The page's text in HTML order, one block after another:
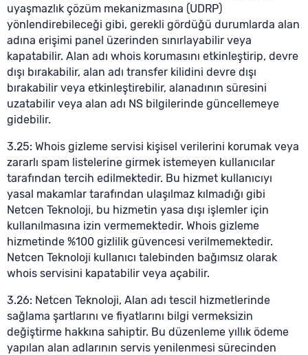
uyaşmazlık çözüm mekanizmasına (UDRP)
yönlendirebileceği gibi, gerekli gördüğü durumlarda alan
adına erişimi panel üzerinden sınırlayabilir veya
kapatabilir. Alan adı whois korumasını etkinleştirip, devre
dışı bırakabilir, alan adı transfer kilidini devre dışı
bırakabilir veya etkinleştirebilir, alanadının süresini
uzatabilir veya alan adı NS bilgilerinde güncellemeye
gidebilir.
3.25: Whois gizleme servisi kişisel verilerini korumak veya
zararlı spam listelerine girmek istemeyen kullanıcılar
tarafından tercih edilmektedir. Bu hizmet kullanıcıyı
yasal makamlar tarafından ulaşılmaz kılmadığı gibi
Netcen Teknoloji, bu hizmetin yasa dışı işlemler için
kullanılmasına izin vermemektedir. Whois gizleme
hizmetinde %100 gizlilik güvencesi verilmemektedir.
Netcen Teknoloji kullanıcı talebinden bağımsız olarak
whois servisini kapatabilir veya açabilir.
3.26: Netcen Teknoloji, Alan adı tescil hizmetlerinde
sağlama şartlarını ve fiyatlarını bilgi vermeksizin
değiştirme hakkına sahiptir. Bu düzenleme yıllık ödeme
yapılan alan adlarının servis yenilenmesi sürecinden